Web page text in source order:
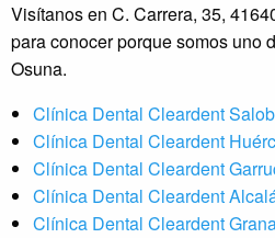
Visítanos en C. Carrera, 35,
para conocer porque somos uno
Osuna.
Clínica Dental Cleardent
Clínica Dental Cleardent
Clínica Dental Cleardent
Clínica Dental Cleardent
Clínica Dental Cleardent